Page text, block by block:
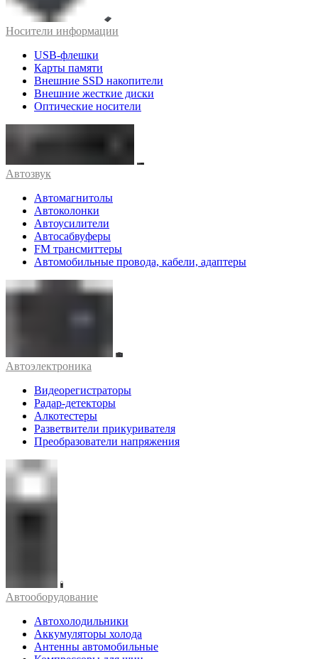
Носители информации
USB-флешки
Карты памяти
Внешние SSD накопители
Внешние жесткие диски
Оптические носители
Автозвук
Автомагнитолы
Автоколонки
Автоусилители
Автосабвуферы
FM трансмиттеры
Автомобильные провода, кабели, адаптеры
Автоэлектроника
Видеорегистраторы
Радар-детекторы
Алкотестеры
Разветвители прикуривателя
Преобразователи напряжения
Автооборудование
Автохолодильники
Аккумуляторы холода
Антенны автомобильные